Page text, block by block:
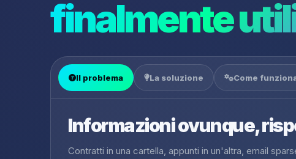
finalmente
Il problema La soluzione Come
Informazioni ovunque,
Contratti in una cartella, appunti in un'altra, email